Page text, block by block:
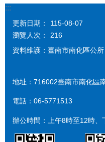
:::
更新日期：
115-08-07
瀏覽人次：
216
資料維護：臺南市南化區公所
地址：716002臺南市南化區
電話：06-5771513
辦公時間：上午8時至12時、